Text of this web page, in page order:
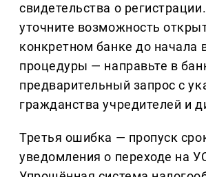
свидетельства о
уточните возможность
конкретном банке до начала
процедуры — направьте в
предварительный запрос с
гражданства учредителей и
Третья ошибка — пропуск
уведомления о переходе на